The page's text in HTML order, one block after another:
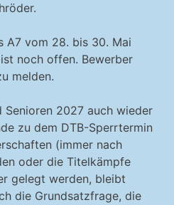
A7 vom 28. bis 30. Mai
noch offen. Bewerber
melden.
Senioren 2027 auch wieder
zu dem DTB-Sperrtermin
(immer nach
oder die Titelkämpfe
gelegt werden, bleibt
die Grundsatzfrage, die